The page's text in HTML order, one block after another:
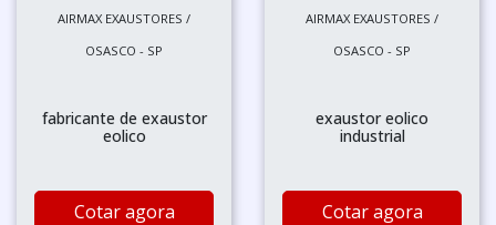
AIRMAX EXAUSTORES /
OSASCO - SP
fabricante de exaustor
eolico
Cotar agora
AIRMAX EXAUSTORES /
OSASCO - SP
exaustor eolico
industrial
Cotar agora